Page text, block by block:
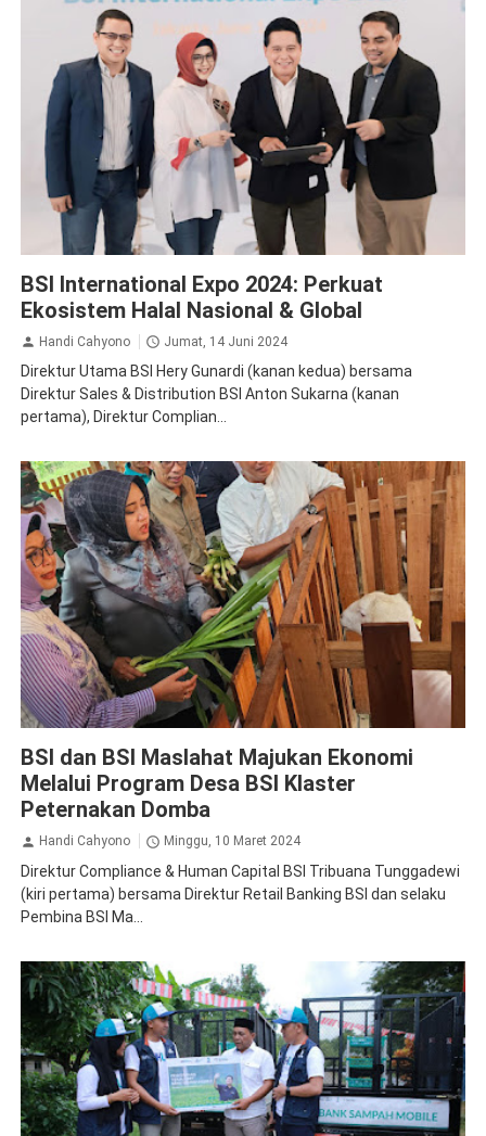
BSI International Expo 2024: Perkuat
Ekosistem Halal Nasional & Global
Handi Cahyono Jumat, 14 Juni 2024
Direktur Utama BSI Hery Gunardi (kanan kedua) bersama
Direktur Sales & Distribution BSI Anton Sukarna (kanan
pertama), Direktur Complian...
BSI dan BSI Maslahat Majukan Ekonomi
Melalui Program Desa BSI Klaster
Peternakan Domba
Handi Cahyono Minggu, 10 Maret 2024
Direktur Compliance & Human Capital BSI Tribuana Tunggadewi
(kiri pertama) bersama Direktur Retail Banking BSI dan selaku
Pembina BSI Ma...